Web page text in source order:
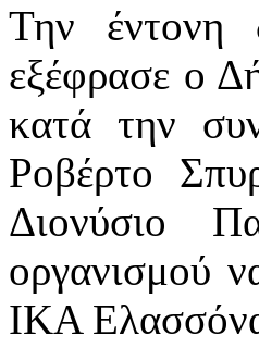
Την έντονη
εξέφρασε ο
κατά την
Ροβέρτο
Διονύσιο
οργανισμού
ΙΚΑ